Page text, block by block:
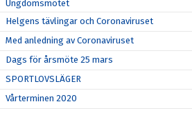
Ungdomsmötet
Helgens tävlingar och Coronaviruset
Med anledning av Coronaviruset
Dags för årsmöte 25 mars
SPORTLOVSLÄGER
Vårterminen 2020